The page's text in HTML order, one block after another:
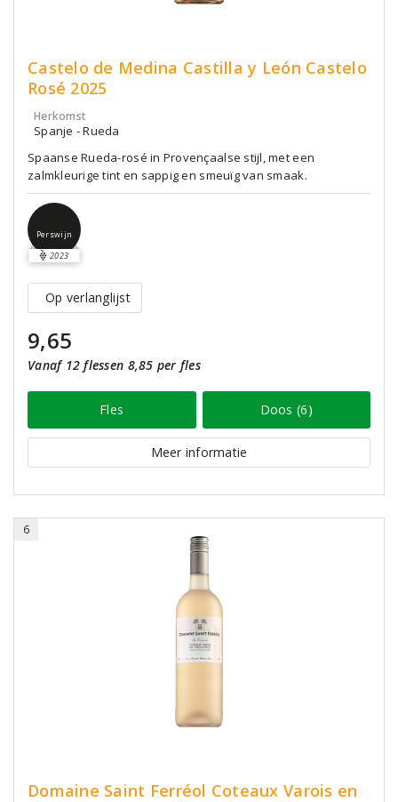
Castelo de Medina Castilla y León Castelo
Rosé 2025
Herkomst
Spanje - Rueda
Spaanse Rueda-rosé in Provençaalse stijl, met een
zalmkleurige tint en sappig en smeuïg van smaak.
Perswijn
2023
Op verlanglijst
9,65
Vanaf 12 flessen 8,85 per fles
Fles Doos (6)
Meer informatie
6
Domaine Saint Ferréol Coteaux Varois en